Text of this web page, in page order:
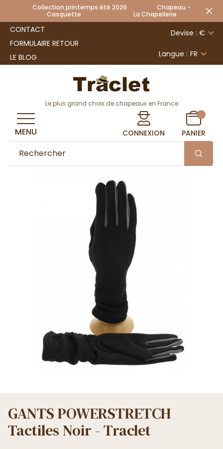
Collection printemps été 2026 Chapeau -
Casquette La Chapellerie
CONTACT
FORMULAIRE RETOUR
LE BLOG
Devise : €
Langue : FR
Le plus grand choix de chapeaux en France
CONNEXION PANIER
MENU
GANTS POWERSTRETCH
Tactiles Noir - Traclet